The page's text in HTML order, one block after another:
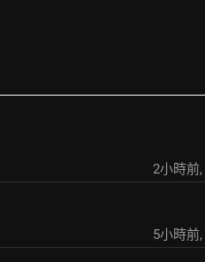
2小時前,
5小時前,